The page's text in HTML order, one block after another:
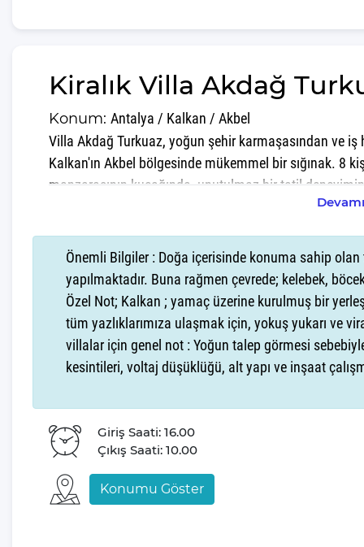
Kiralık Villa Akdağ
Konum: Antalya / Kalkan / Akbel
Villa Akdağ Turkuaz, yoğun şehir karmaşasından ve
Kalkan'ın Akbel bölgesinde mükemmel bir sığınak. 8
manzarasının kucağında, unutulmaz bir tatil
villa cenneti olarak bilinir ve bu eşsiz doğanın
mükemmel bir tatil alternatifi sunuyor. Villa Akdağ
Tüm tatil severlerinin keyifli ve eğlenceli bir tatil
sevdikleriniz ile beraber yaşadığınız her hatıranın
Sevdiklerinizle, ailenizle ya da arkadaşlarınızla yazın
Villamız, doğanın ve denizin mükemmel uyumunu
Sevdikleriniz, arkadaşlarınız ve ailenizle birlikte yazın
serinleyebilir ya da Kalkan'ın dünyaca ünlü
Villamız, konumuyla denizle doğa arasında
Önemli Bilgiler : Doğa içerisinde konuma sahip
yapılmaktadır. Buna rağmen çevrede; kelebek,
Özel Not; Kalkan ; yamaç üzerine kurulmuş bir
tüm yazlıklarımıza ulaşmak için, yokuş yukarı ve
villalar için genel not : Yoğun talep görmesi
kesintileri, voltaj düşüklüğü, alt yapı ve inşaat
Giriş Saati: 16.00
Çıkış Saati: 10.00
Konumu Göster